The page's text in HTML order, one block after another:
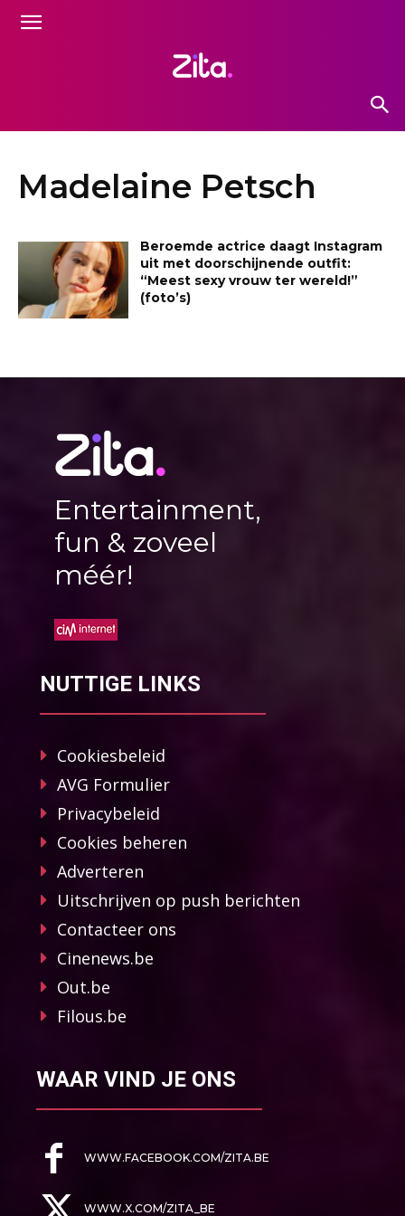
Madelaine Petsch
Beroemde actrice daagt Instagram
uit met doorschijnende outfit:
“Meest sexy vrouw ter wereld!”
(foto’s)
Entertainment,
fun & zoveel
méér!
NUTTIGE LINKS
Cookiesbeleid
AVG Formulier
Privacybeleid
Cookies beheren
Adverteren
Uitschrijven op push berichten
Contacteer ons
Cinenews.be
Out.be
Filous.be
WAAR VIND JE ONS
WWW.FACEBOOK.COM/ZITA.BE
WWW.X.COM/ZITA_BE